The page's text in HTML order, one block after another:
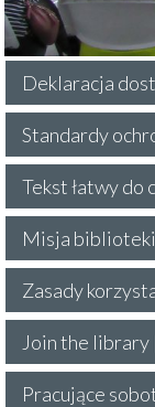
Deklaracja
Standardy
Tekst łatwy do
Misja biblioteki
Zasady
Join the library
Pracujące